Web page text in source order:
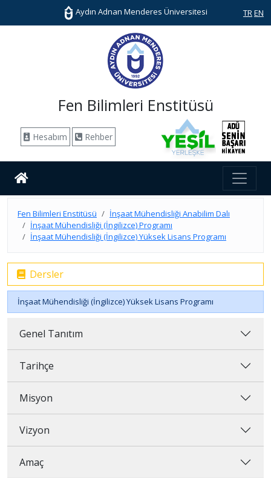
Aydın Adnan Menderes Üniversitesi TR EN
Fen Bilimleri Enstitüsü
Hesabım Rehber
Fen Bilimleri Enstitüsü
İnşaat Mühendisliği Anabilim Dalı
İnşaat Mühendisliği (İngilizce) Programı
İnşaat Mühendisliği (İngilizce) Yüksek Lisans Programı
Dersler
İnşaat Mühendisliği (İngilizce) Yüksek Lisans Programı
Genel Tanıtım
Tarihçe
Misyon
Vizyon
Amaç